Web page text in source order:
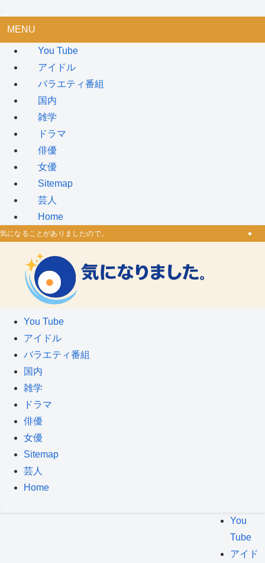
MENU
You Tube
アイドル
バラエティ番組
国内
雑学
ドラマ
俳優
女優
Sitemap
芸人
Home
気になることがありましたので。
You Tube
アイドル
バラエティ番組
国内
雑学
ドラマ
俳優
女優
Sitemap
芸人
Home
You
Tube
アイド